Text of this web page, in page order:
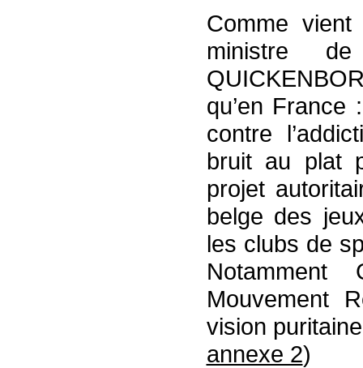
Comme
ministre
qu’en
contre
bruit au plat
projet
belge des
les clubs de
Notamment
Mouvement
vision
annexe 2)